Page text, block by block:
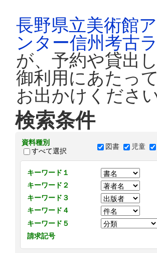
長野県立美術館
ンター信州考古
が、予約や貸出
御利用にあたっ
お出かけください
検索条件
資料種別
すべて選択
図書 児童
キーワード１
キーワード２
キーワード３
キーワード４
キーワード５
請求記号